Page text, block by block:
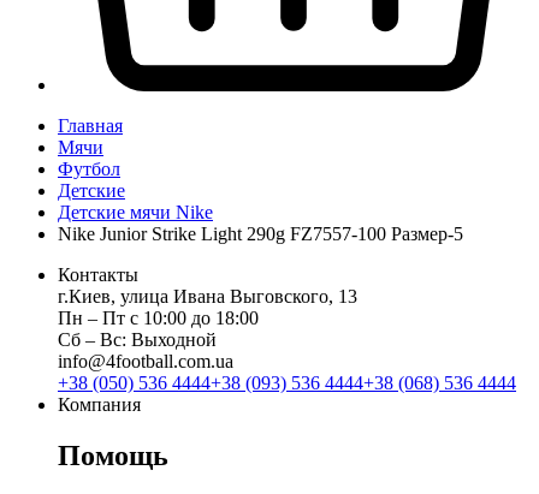
Главная
Мячи
Футбол
Детские
Детские мячи Nike
Nike Junior Strike Light 290g FZ7557-100 Размер-5
Контакты
г.Киев, улица Ивана Выговского, 13
Пн ‒ Пт с 10:00 до 18:00
Сб ‒ Вс: Выходной
info@4football.com.ua
+38 (050) 536 4444+38 (093) 536 4444+38 (068) 536 4444
Компания
Помощь